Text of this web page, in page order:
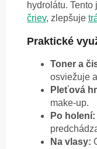
hydrolátu.
čriev, zlepšuje
Praktické
Toner a
osviežuje
Pleťová
make-up.
Po holení:
Na vlasy: